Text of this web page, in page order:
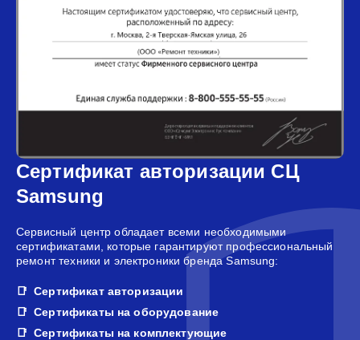
Сертификат авторизации СЦ
Samsung
Сервисный центр обладает всеми необходимыми
сертификатами, которые гарантируют профессиональный
ремонт техники и электроники бренда Samsung:
Сертификат авторизации
Сертификаты на оборудование
Сертификаты на комплектующие